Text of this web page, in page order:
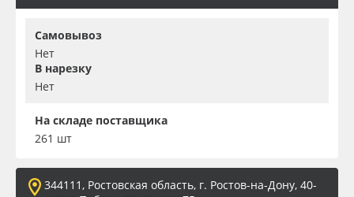
Самовывоз
Нет
В нарезку
Нет
На складе поставщика
261 шт
344111, Ростовская область, г. Ростов-на-Дону, 40-